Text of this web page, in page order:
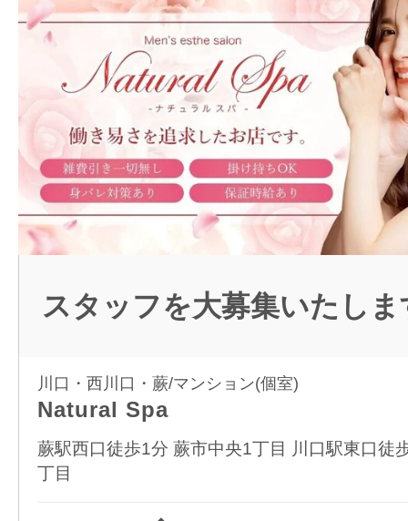
スタッフを大募集いたしま
川口・西川口・蕨/マンション(個室)
Natural Spa
蕨駅西口徒歩1分 蕨市中央1丁目 川口駅東口徒
丁目